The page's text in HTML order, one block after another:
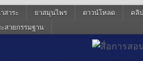
สาระ ยาสมุนไพร ดาวน์โหลด คลิป
สายกรรมฐาน